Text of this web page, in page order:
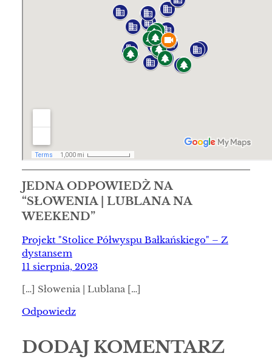
JEDNA ODPOWIEDŹ NA
“SŁOWENIA | LUBLANA NA
WEEKEND”
Projekt "Stolice Półwyspu Bałkańskiego" – Z
dystansem
11 sierpnia, 2023
[…] Słowenia | Lublana […]
Odpowiedz
DODAJ KOMENTARZ